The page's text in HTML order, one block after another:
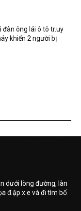
đàn ông lái ô tô tr.uy
khiến 2 người bị
dưới lòng đường, làn
đ.ập x.e và đi tìm bố